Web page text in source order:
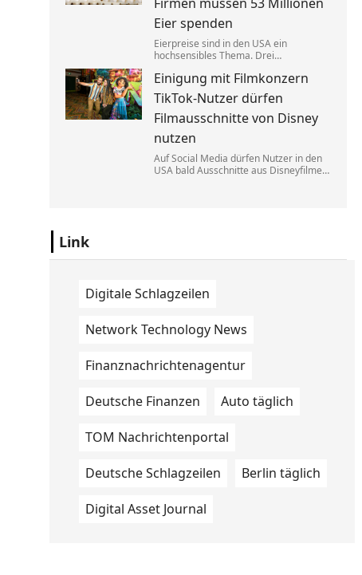
Eier spenden
Eierpreise sind in den USA ein
hochsensibles Thema. Drei
sich dabei illegalerweise abgesprochen
zu haben. Sie einigten sich mit der Justiz
– und liefern jetzt im großen Stil.
Einigung mit Filmkonzern
TikTok-Nutzer dürfen
Filmausschnitte von Disney
nutzen
Auf Social Media dürfen Nutzer in den
USA bald Ausschnitte aus Disneyfilmen
Link
Digitale Schlagzeilen
Network Technology News
Finanznachrichtenagentur
Deutsche Finanzen Auto täglich
TOM Nachrichtenportal
Deutsche Schlagzeilen Berlin täglich
Digital Asset Journal